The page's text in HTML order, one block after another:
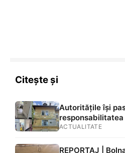
Citește și
Autoritățile își
Spitalului
directorului: „Mă
ACTUALITATE
REPORTAJ |